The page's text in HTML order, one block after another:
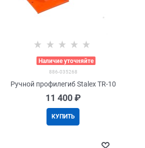
Наличие уточняйте
886-035268
Ручной профилегиб Stalex TR-10
11 400 ₽
КУПИТЬ